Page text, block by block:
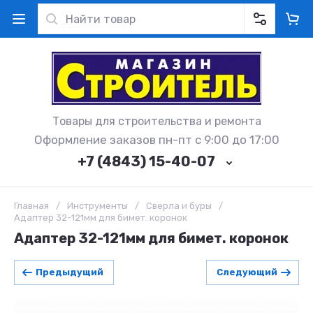
Товары для строительства и ремонта
Оформление заказов пн-пт с 9:00 до 17:00
+7 (4843) 15-40-07
Главная / Инструменты / Сверла и буры
/
Адаптер 32-121мм для бимет. коронок
Адаптер 32-121мм для бимет. коронок
Предыдущий Следующий